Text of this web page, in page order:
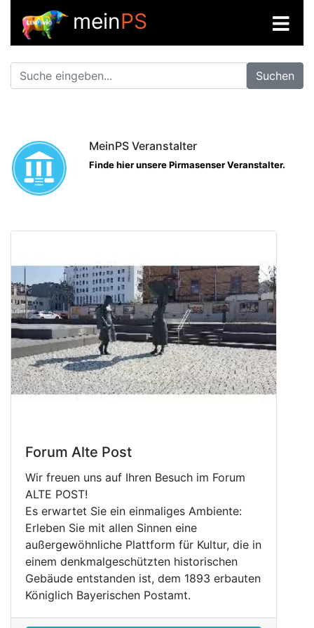
meinPS
Suchen
MeinPS Veranstalter
Finde hier unsere Pirmasenser Veranstalter.
Forum Alte Post
Wir freuen uns auf Ihren Besuch im Forum
ALTE POST!
Es erwartet Sie ein einmaliges Ambiente:
Erleben Sie mit allen Sinnen eine
außergewöhnliche Plattform für Kultur, die in
einem denkmalgeschützten historischen
Gebäude entstanden ist, dem 1893 erbauten
Königlich Bayerischen Postamt.